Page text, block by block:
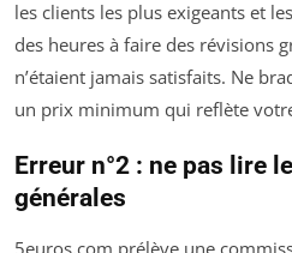
les clients les plus exigeants et
des heures à faire des révisions
n’étaient jamais satisfaits. Ne
un prix minimum qui reflète
Erreur n°2 : ne pas lire
générales